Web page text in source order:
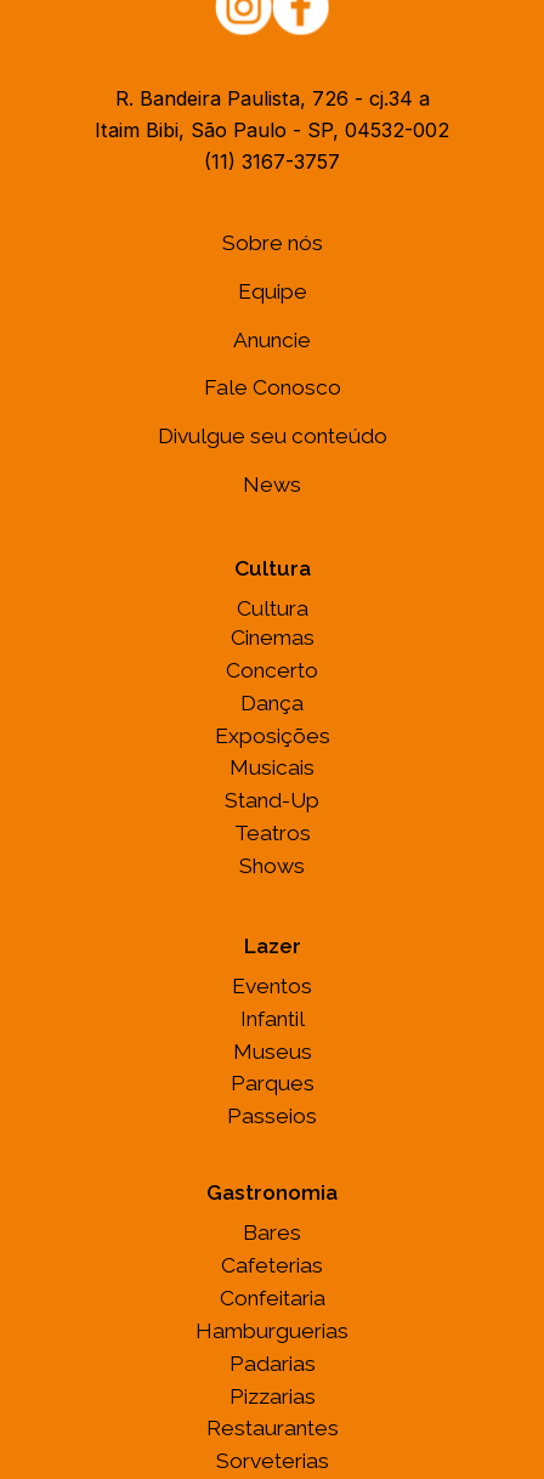
R. Bandeira Paulista, 726 - cj.34 a
Itaim Bibi, São Paulo - SP, 04532-002
(11) 3167-3757
Sobre nós
Equipe
Anuncie
Fale Conosco
Divulgue seu conteúdo
News
Cultura
Cultura
Cinemas
Concerto
Dança
Exposições
Musicais
Stand-Up
Teatros
Shows
Lazer
Eventos
Infantil
Museus
Parques
Passeios
Gastronomia
Bares
Cafeterias
Confeitaria
Hamburguerias
Padarias
Pizzarias
Restaurantes
Sorveterias